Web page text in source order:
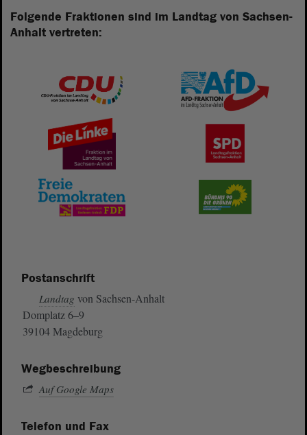
Folgende Fraktionen sind im Landtag von Sachsen-
Anhalt vertreten:
Postanschrift
Landtag von Sachsen-Anhalt
Domplatz 6–9
39104 Magdeburg
Wegbeschreibung
Auf Google Maps
Telefon und Fax